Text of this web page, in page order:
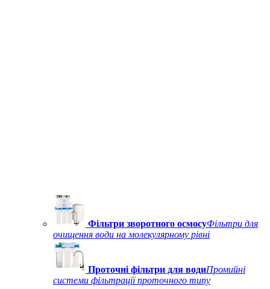
Фільтри зворотного осмосуФільтри для
очищення води на молекулярному рівні
Проточні фільтри для водиПромийні
системи фільтрації проточного типу